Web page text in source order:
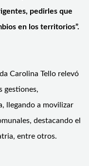
pedirles que
en los territorios”.
Carolina Tello relevó
gestiones,
llegando a movilizar
destacando el
entre otros.